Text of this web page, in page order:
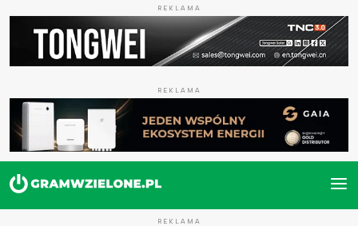
REKLAMA
REKLAMA
REKLAMA